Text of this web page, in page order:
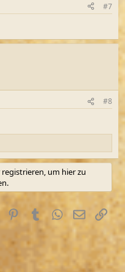
#7
#8
um hier zu
PinterestTumblrWhatsApp
E-MailLink